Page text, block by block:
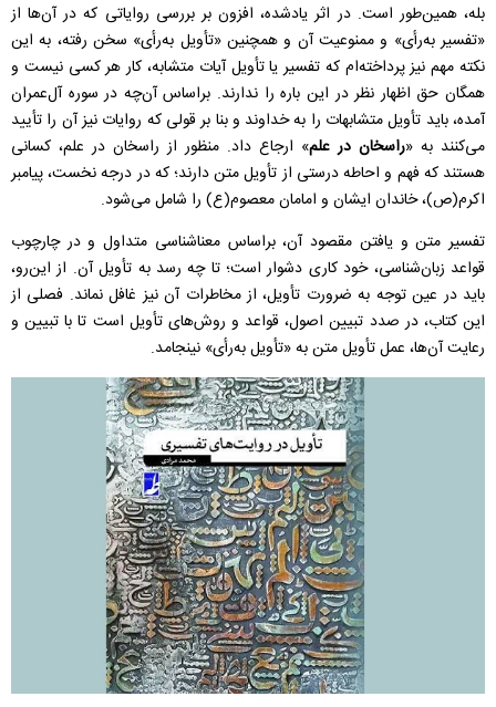
بله، همین‌طور است. در اثر یادشده، افزون بر بررسی روایاتی که در آن‌ها از
«تفسیر به‌رأی» و ممنوعیت آن و همچنین «تأویل به‌رأی» سخن رفته، به این
نکته‌ مهم نیز پرداخته‌ام که تفسیر یا تأویل آیات متشابه، کار هر کسی نیست و
همگان حق اظهار نظر در این باره را ندارند. براساس آن‌چه در سوره‌ آل‌عمران
آمده، باید تأویل متشابهات را به خداوند و بنا بر قولی که روایات نیز آن را تأیید
می‌کنند به «راسخان در علم» ارجاع داد. منظور از راسخان در علم، کسانی
هستند که فهم و احاطه‌ درستی از تأویل متن دارند؛ که در درجه‌ نخست، پیامبر
اکرم(ص)، خاندان ایشان و امامان معصوم(ع) را شامل می‌شود.
تفسیر متن و یافتن مقصود آن، براساس معناشناسی متداول و در چارچوب
قواعد زبان‌شناسی، خود کاری دشوار است؛ تا چه رسد به تأویل آن. از این‌رو،
باید در عین توجه به ضرورت تأویل، از مخاطرات آن نیز غافل نماند. فصلی از
این کتاب، در صدد تبیین اصول، قواعد و روش‌های تأویل است تا با تبیین و
رعایت آن‌ها، عمل تأویل متن به «تأویل به‌رأی» نینجامد.